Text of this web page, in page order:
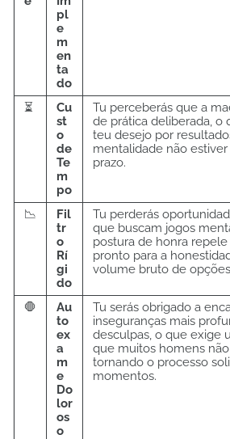
pl
e
m
en
ta
do
⏳
Cu
st
o
de
Te
m
po
Tu perceberás que a
de prática deliberada, o
teu desejo por
mentalidade não
prazo.
📉
Fil
tr
o
Rí
gi
do
Tu perderás
que buscam jogos
postura de honra
pronto para a
volume bruto de
🛑
Au
to
ex
a
m
e
Do
lor
os
o
Tu serás obrigado a
inseguranças mais
desculpas, o que exige
que muitos homens não
tornando o processo
momentos.